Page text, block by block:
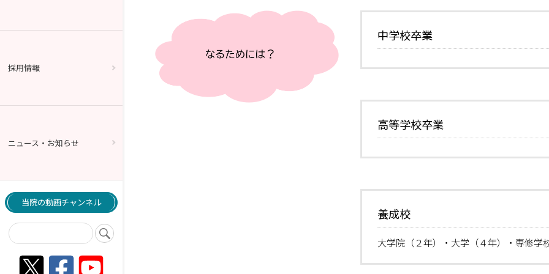
採用情報
ニュース・お知らせ
当院の動画チャンネル
中学校卒業
高等学校卒業
養成校
大学院（２年）・大学（４年）・専修学